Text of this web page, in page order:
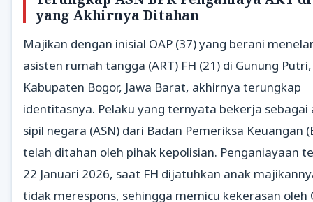
yang Akhirnya Ditahan
Majikan dengan inisial OAP (37) yang berani
asisten rumah tangga (ART) FH (21) di Gunung Putri,
Kabupaten Bogor, Jawa Barat, akhirnya terungkap
identitasnya. Pelaku yang ternyata bekerja
sipil negara (ASN) dari Badan Pemeriksa Keuangan
telah ditahan oleh pihak kepolisian. Penganiayaan
22 Januari 2026, saat FH dijatuhkan anak
tidak merespons, sehingga memicu kekerasan oleh